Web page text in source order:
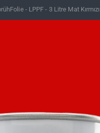
- LPPF - 3 Litre Mat